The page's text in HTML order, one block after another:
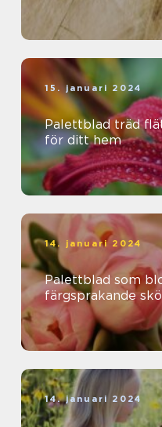
15. januari 2024
Palettblad träd
för ditt hem
14. januari 2024
Palettblad som
färgsprakande
14. januari 2024